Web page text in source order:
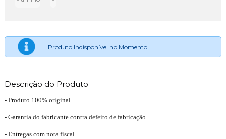
Produto Indisponível no Momento
Descrição do Produto
- Produto 100% original.
- Garantia do fabricante contra defeito de fabricação.
- Entregas com nota fiscal.